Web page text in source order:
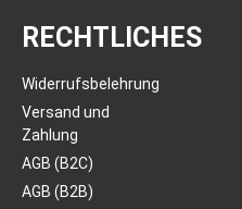
RECHTLICHES
Widerrufsbelehrung
Versand und
Zahlung
AGB (B2C)
AGB (B2B)